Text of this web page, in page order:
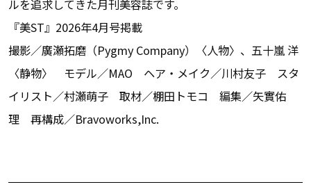
ルを追求してきた月刊美容誌です。
『美ST』2026年4月号掲載
撮影／廣瀬拓磨（Pygmy Company）〈人物〉、五十嵐 洋
〈静物〉 モデル／MAO ヘア・メイク／川村友子 スタ
イリスト／村瀬萌子 取材／棚田トモコ 編集／矢實佑
理 再構成／Bravoworks,Inc.